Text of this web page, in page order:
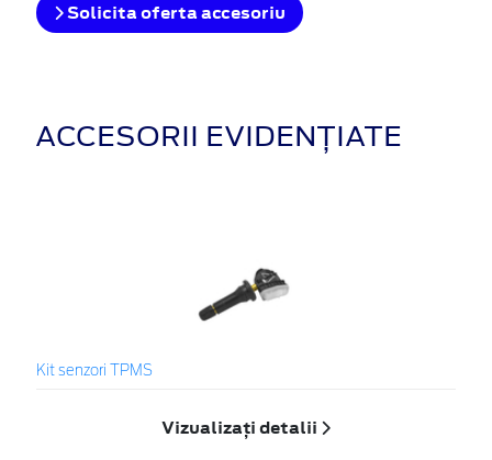
Solicita oferta accesoriu
ACCESORII EVIDENȚIATE
Kit senzori TPMS
Vizualizați detalii